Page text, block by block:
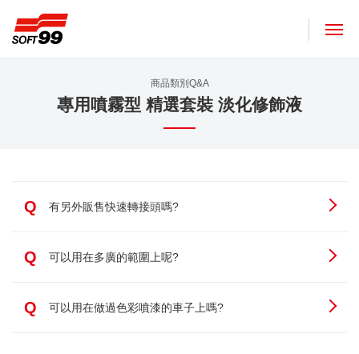
商品類別Q&A
專用噴霧型 精選套裝 淡化修飾液
Q 有另外販售快速轉接頭嗎?
Q 可以用在多廣的範圍上呢?
Q 可以用在做過色彩噴漆的車子上嗎?